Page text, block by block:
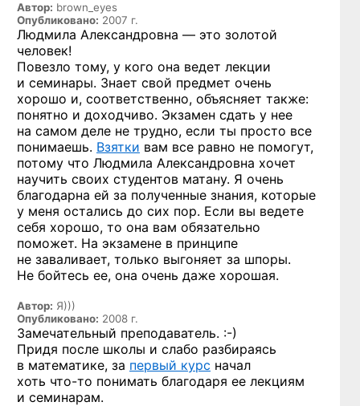
Автор: brown_eyes
Опубликовано: 2007 г.
Людмила Александровна — это золотой
человек!
Повезло тому, у кого она ведет лекции
и семинары. Знает свой предмет очень
хорошо и, соответственно, объясняет также:
понятно и доходчиво. Экзамен сдать у нее
на самом деле не трудно, если ты просто все
понимаешь. Взятки вам все равно не помогут,
потому что Людмила Александровна хочет
научить своих студентов матану. Я очень
благодарна ей за полученные знания, которые
у меня остались до сих пор. Если вы ведете
себя хорошо, то она вам обязательно
поможет. На экзамене в принципе
не заваливает, только выгоняет за шпоры.
Не бойтесь ее, она очень даже хорошая.
Автор: Я)))
Опубликовано: 2008 г.
Замечательный преподаватель. :-)
Придя после школы и слабо разбираясь
в математике, за первый курс начал
хоть что-то понимать благодаря ее лекциям
и семинарам.